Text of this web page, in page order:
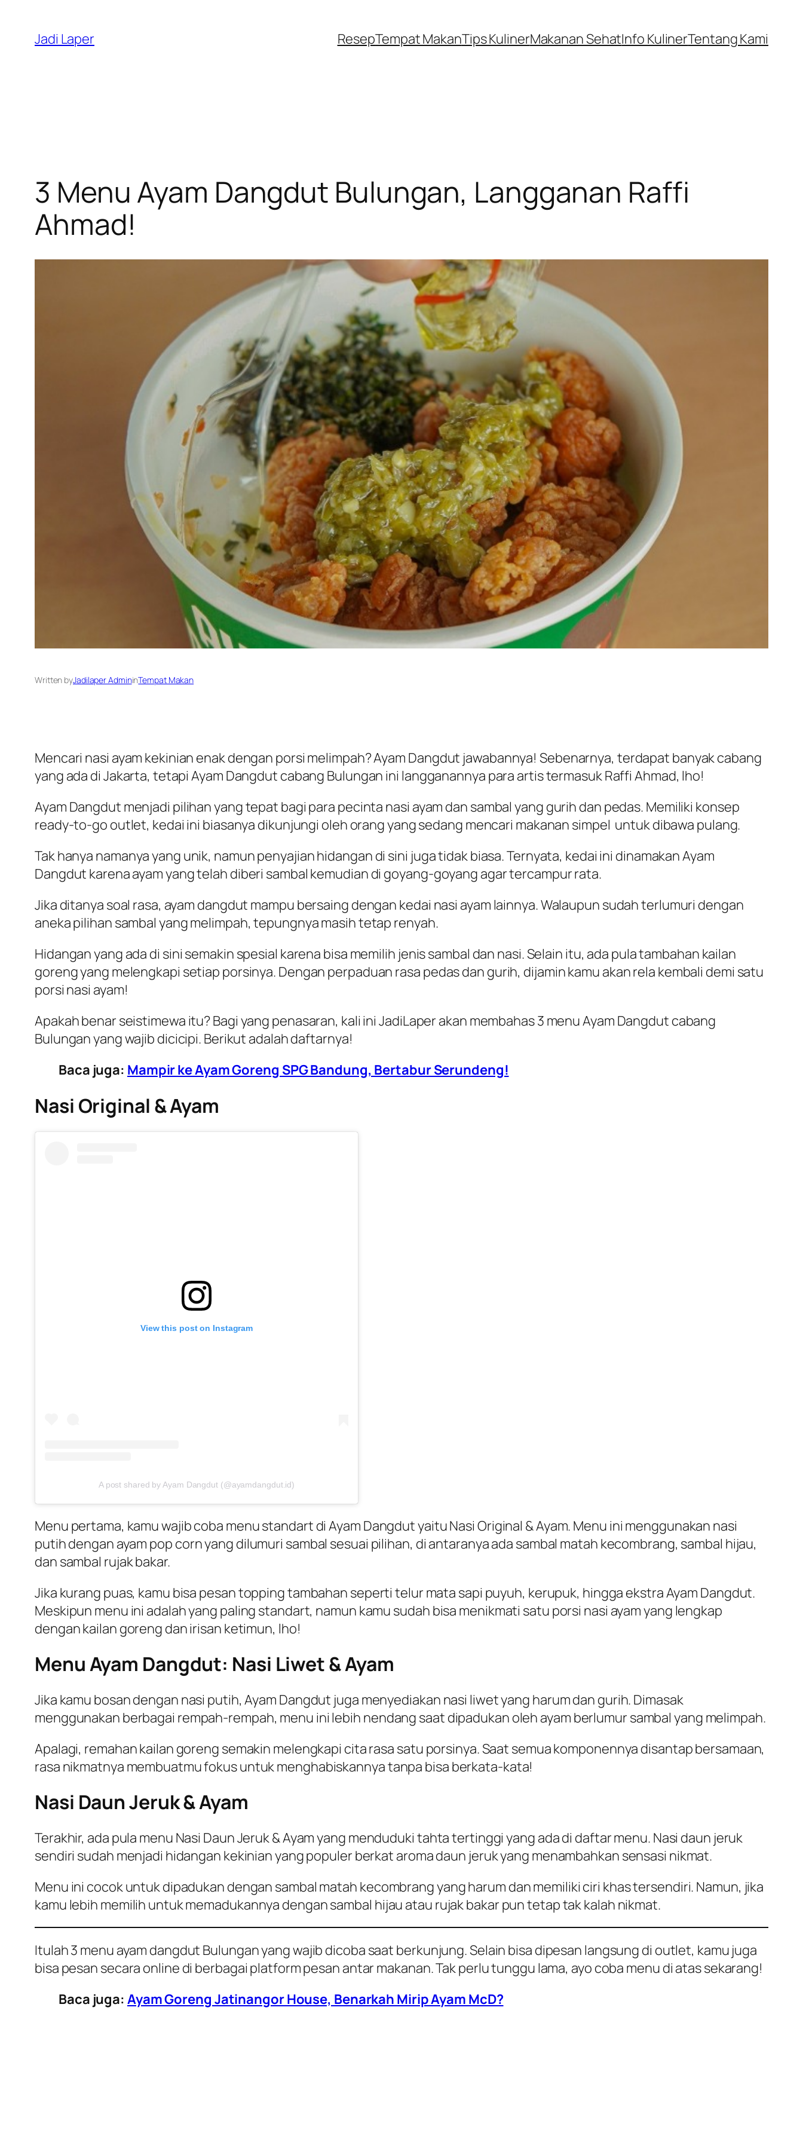
content
Jadi Laper ResepTempat MakanTips KulinerMakanan SehatInfo KulinerTentang Kami
3 Menu Ayam Dangdut Bulungan, Langganan Raffi
Ahmad!
Written byJadilaper AdmininTempat Makan
Mencari nasi ayam kekinian enak dengan porsi melimpah? Ayam Dangdut jawabannya! Sebenarnya, terdapat banyak cabang
yang ada di Jakarta, tetapi Ayam Dangdut cabang Bulungan ini langganannya para artis termasuk Raffi Ahmad, lho!
Ayam Dangdut menjadi pilihan yang tepat bagi para pecinta nasi ayam dan sambal yang gurih dan pedas. Memiliki konsep
ready-to-go outlet, kedai ini biasanya dikunjungi oleh orang yang sedang mencari makanan simpel untuk dibawa pulang.
Tak hanya namanya yang unik, namun penyajian hidangan di sini juga tidak biasa. Ternyata, kedai ini dinamakan Ayam
Dangdut karena ayam yang telah diberi sambal kemudian di goyang-goyang agar tercampur rata.
Jika ditanya soal rasa, ayam dangdut mampu bersaing dengan kedai nasi ayam lainnya. Walaupun sudah terlumuri dengan
aneka pilihan sambal yang melimpah, tepungnya masih tetap renyah.
Hidangan yang ada di sini semakin spesial karena bisa memilih jenis sambal dan nasi. Selain itu, ada pula tambahan kailan
goreng yang melengkapi setiap porsinya. Dengan perpaduan rasa pedas dan gurih, dijamin kamu akan rela kembali demi satu
porsi nasi ayam!
Apakah benar seistimewa itu? Bagi yang penasaran, kali iniJadiLaper akan membahas 3 menu Ayam Dangdut cabang
Bulungan yang wajib dicicipi. Berikut adalah daftarnya!
Baca juga: Mampir ke Ayam Goreng SPG Bandung, Bertabur Serundeng!
Nasi Original & Ayam
View this post on Instagram
A post shared by Ayam Dangdut (@ayamdangdut.id)
Menu pertama, kamu wajib coba menu standart di Ayam Dangdut yaitu Nasi Original & Ayam. Menu ini menggunakan nasi
putih dengan ayam pop cornyang dilumuri sambal sesuai pilihan, di antaranya ada sambal matah kecombrang, sambal hijau,
dan sambal rujak bakar.
Jika kurang puas, kamu bisa pesantoppingtambahan seperti telur mata sapi puyuh, kerupuk, hingga ekstra Ayam Dangdut.
Meskipun menu ini adalah yang paling standart, namun kamu sudah bisa menikmati satu porsi nasi ayam yang lengkap
dengan kailan goreng dan irisan ketimun, lho!
Menu Ayam Dangdut: Nasi Liwet & Ayam
Jika kamu bosan dengan nasi putih, Ayam Dangdut juga menyediakan nasi liwet yang harum dan gurih. Dimasak
menggunakan berbagai rempah-rempah, menu ini lebih nendang saat dipadukan oleh ayam berlumur sambal yang melimpah.
Apalagi, remahan kailan goreng semakin melengkapi cita rasa satu porsinya. Saat semua komponennya disantap bersamaan,
rasa nikmatnya membuatmu fokus untuk menghabiskannya tanpa bisa berkata-kata!
Nasi Daun Jeruk & Ayam
Terakhir, ada pula menu Nasi Daun Jeruk & Ayam yang menduduki tahta tertinggi yang ada di daftar menu. Nasi daun jeruk
sendiri sudah menjadi hidangan kekinian yang populer berkat aroma daun jeruk yang menambahkan sensasi nikmat.
Menu ini cocok untuk dipadukan dengan sambal matah kecombrang yang harum dan memiliki ciri khas tersendiri. Namun, jika
kamu lebih memilih untuk memadukannya dengan sambal hijau atau rujak bakar pun tetap tak kalah nikmat.
Itulah 3 menu ayam dangdut Bulungan yang wajib dicoba saat berkunjung. Selain bisa dipesan langsung di outlet, kamu juga
bisa pesan secara online di berbagai platform pesan antar makanan. Tak perlu tunggu lama, ayo coba menu di atas sekarang!
Baca juga: Ayam Goreng Jatinangor House, Benarkah Mirip Ayam McD?